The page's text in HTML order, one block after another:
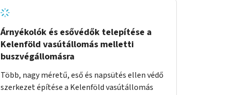
Árnyékolók és esővédők telepítése a
Kelenföld vasútállomás melletti
buszvégállomásra
Több, nagy méretű, eső és napsütés ellen védő
szerkezet építése a Kelenföld vasútállomás